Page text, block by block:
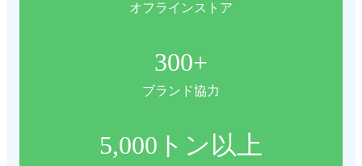
オフラインストア
300+
ブランド協力
5,000 トン以上